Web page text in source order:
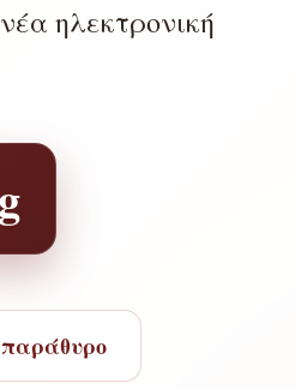
ηλεκτρονική